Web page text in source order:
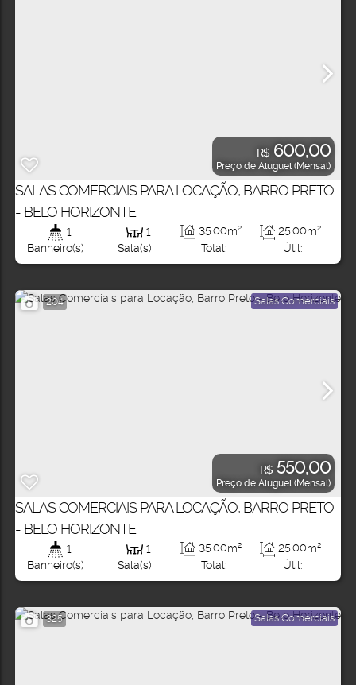
R$ 600,00
Preço de Aluguel (Mensal)
SALAS COMERCIAIS PARA LOCAÇÃO, BARRO PRETO
- BELO HORIZONTE
1
Banheiro(s)
1
Sala(s)
Total:
35.00m²
Útil:
25.00m²
204 Salas Comerciais
R$ 550,00
Preço de Aluguel (Mensal)
SALAS COMERCIAIS PARA LOCAÇÃO, BARRO PRETO
- BELO HORIZONTE
1
Banheiro(s)
1
Sala(s)
Total:
35.00m²
Útil:
25.00m²
325 Salas Comerciais